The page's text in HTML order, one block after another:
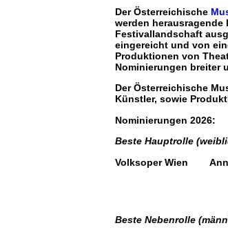
Der Österreichische
werden
Festivallandschaft
eingereicht und von
Produktionen von
Nominierungen breiter
Der Österreichische
Künstler, sowie
Nominierungen 2026:
Beste Hauptrolle
Volksoper Wien
Beste Nebenrolle